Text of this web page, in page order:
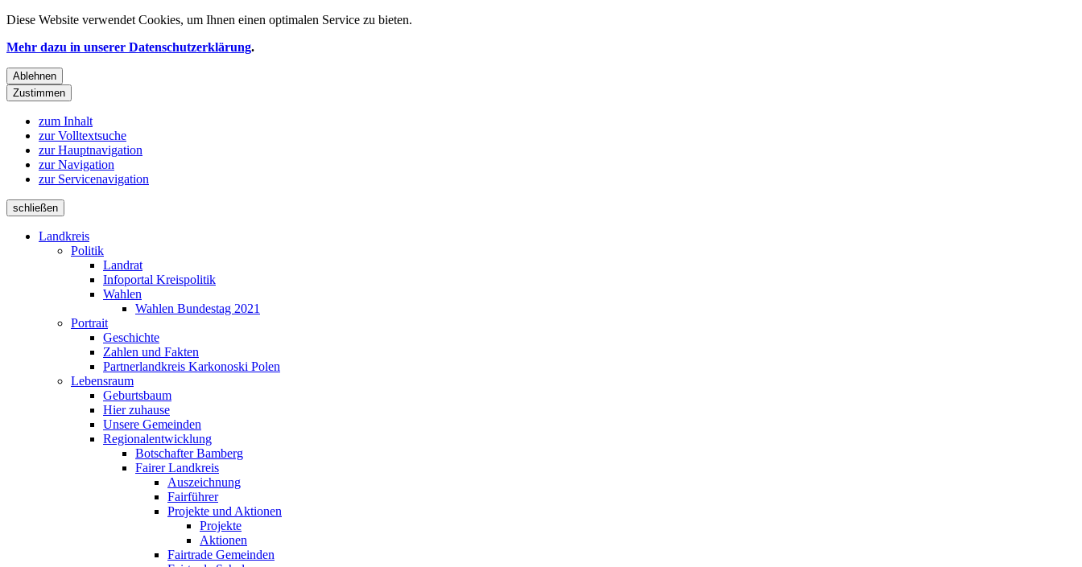
Diese Website verwendet Cookies, um Ihnen einen optimalen Service zu bieten.
Mehr dazu in unserer Datenschutzerklärung.
Ablehnen
Zustimmen
zum Inhalt
zur Volltextsuche
zur Hauptnavigation
zur Navigation
zur Servicenavigation
schließen
Landkreis
Politik
Landrat
Infoportal Kreispolitik
Wahlen
Wahlen Bundestag 2021
Portrait
Geschichte
Zahlen und Fakten
Partnerlandkreis Karkonoski Polen
Lebensraum
Geburtsbaum
Hier zuhause
Unsere Gemeinden
Regionalentwicklung
Botschafter Bamberg
Fairer Landkreis
Auszeichnung
Fairführer
Projekte und Aktionen
Projekte
Aktionen
Fairtrade Gemeinden